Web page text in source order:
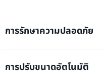
การรักษาความปลอดภัย
รักษาความปลอดภัยให้กับแอป
การปรับขนาดอัตโนมัติ